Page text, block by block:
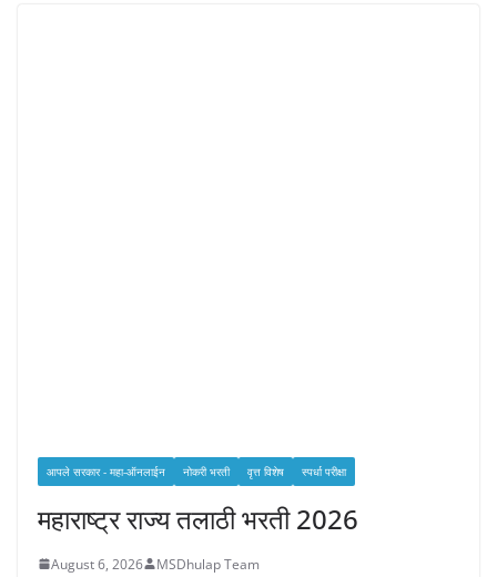
आपले सरकार - महा-ऑनलाईन नोकरी भरती वृत्त विशेष स्पर्धा परीक्षा
महाराष्ट्र राज्य तलाठी भरती 2026
August 6, 2026 MSDhulap Team